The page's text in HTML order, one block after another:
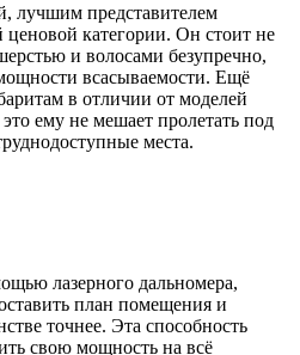
лучшим представителем
ценовой категории. Он стоит не
и волосами безупречно,
всасываемости. Ещё
в отличии от моделей
ему не мешает пролетать под
места.
лазерного дальномера,
план помещения и
точнее. Эта способность
свою мощность на всё